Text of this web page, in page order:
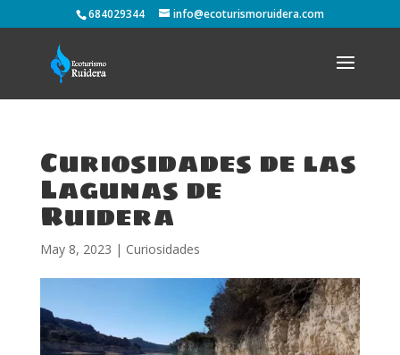
684029344 info@ecoturismoruidera.com
Curiosidades de las
Lagunas de
Ruidera
May 8, 2023 | Curiosidades